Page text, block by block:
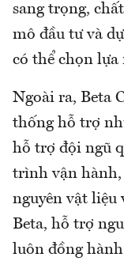
sang trọng,
mô đầu tư và
có thể chọn lựa
Ngoài ra, Beta
thống hỗ trợ
hỗ trợ đội ngũ
trình vận hành,
nguyên vật liệu
Beta, hỗ trợ
luôn đồng